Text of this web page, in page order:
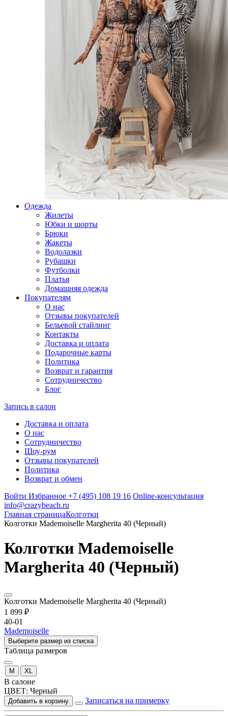
Одежда
Жилеты
Юбки и шорты
Брюки
Жакеты
Водолазки
Рубашки
Футболки
Платья
Домашняя одежда
Покупателям
О нас
Отзывы покупателей
Бельевой стайлинг
Контакты
Доставка и оплата
Подарочные карты
Политика
Возврат и гарантия
Сотрудничество
Блог
Запись в салон
Доставка и оплата
О нас
Сотрудничество
Шоу-рум
Отзывы покупателей
Политика
Возврат и обмен
Войти Избранное +7 (495) 108 19 16 Online-консультация
info@crazybeach.ru
Главная страницаКолготки
Колготки Mademoiselle Margherita 40 (Черный)
Колготки Mademoiselle
Margherita 40 (Черный)
Колготки Mademoiselle Margherita 40 (Черный)
1 899 ₽
40-01
Mademoiselle
Выберите размер из списка
Таблица размеров
M XL
В салоне
ЦВЕТ: Черный
Добавить в корзину Записаться на примерку